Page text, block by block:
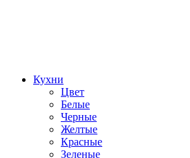
Кухни
Цвет
Белые
Черные
Желтые
Красные
Зеленые